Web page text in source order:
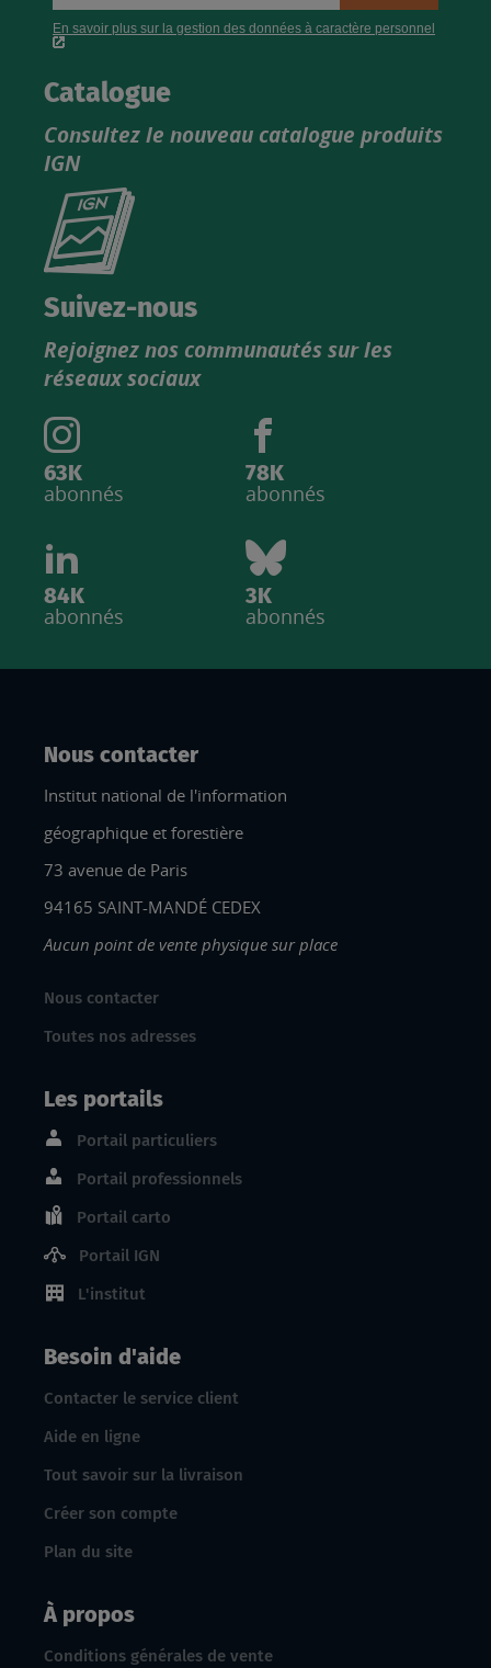
Catalogue
Consultez le nouveau catalogue produits
IGN
Consultez
catalogue
IGN
Suivez-nous
Rejoignez nos communautés sur les
réseaux sociaux
63K
abonnés
78K
abonnés
84K
abonnés
3K
abonnés
Nous contacter
Institut national de l'information
géographique et forestière
73 avenue de Paris
94165 SAINT-MANDÉ CEDEX
Aucun point de vente physique sur place
Nous contacter
Toutes nos adresses
Les portails
Portail particuliers
Portail professionnels
Portail carto
Portail IGN
L'institut
Besoin d'aide
Contacter le service client
Aide en ligne
Tout savoir sur la livraison
Créer son compte
Plan du site
À propos
Conditions générales de vente